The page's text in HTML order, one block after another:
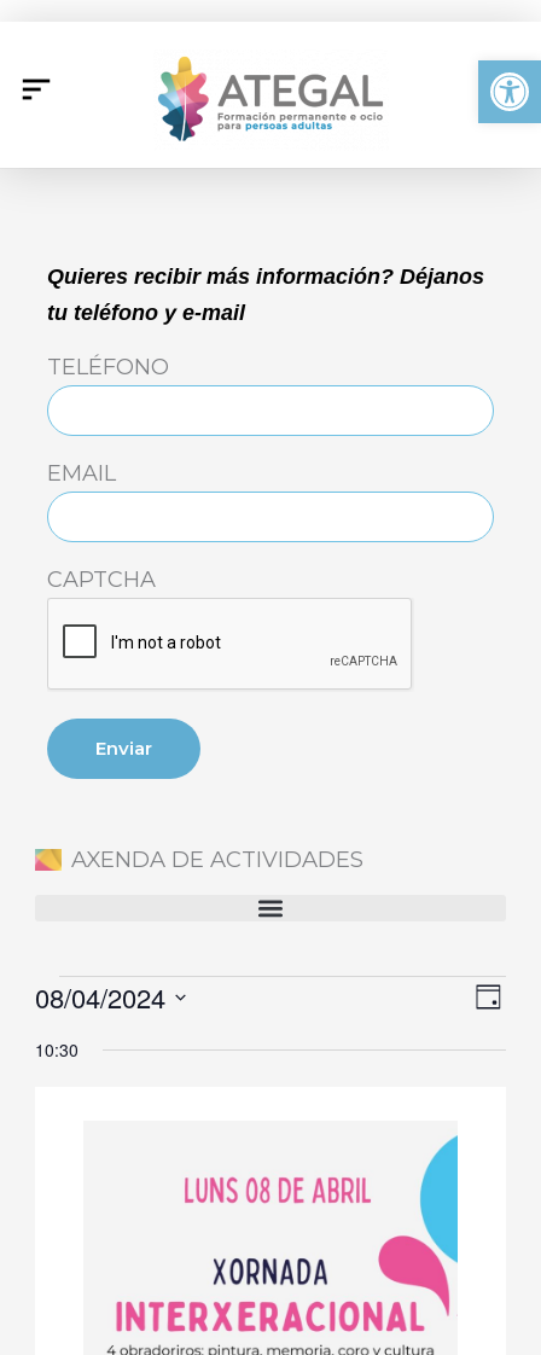
contenido
Quieres recibir más información? Déjanos
tu teléfono y e-mail
TELÉFONO
EMAIL
CAPTCHA
AXENDA DE ACTIVIDADES
Eventos
8
Día
08/04/2024
10:30